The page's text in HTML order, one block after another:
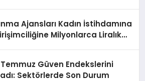
Ajansları Kadın İstihdamına
Milyonlarca Liralık
Temmuz Güven Endekslerini
Sektörlerde Son Durum